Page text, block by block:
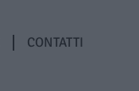
CONTATTI